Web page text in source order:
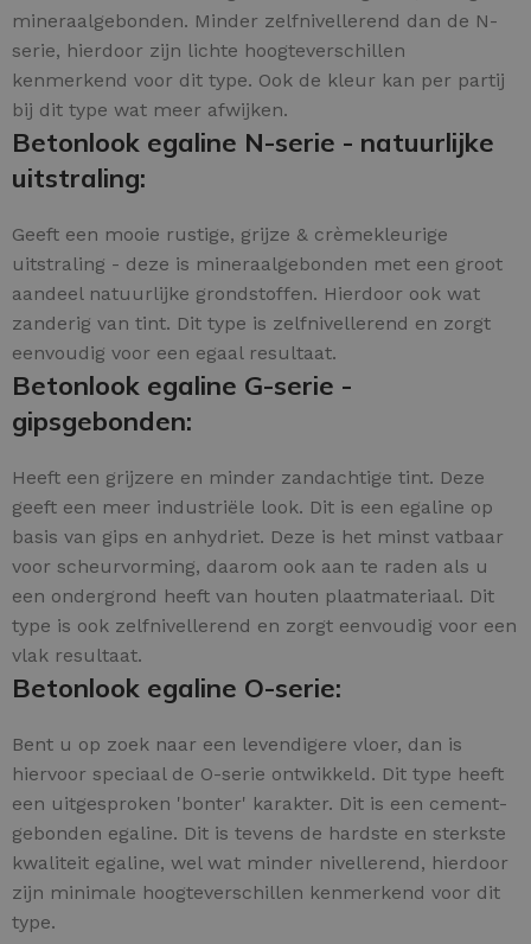
mineraalgebonden. Minder zelfnivellerend dan de N-
serie, hierdoor zijn lichte hoogteverschillen
kenmerkend voor dit type. Ook de kleur kan per partij
bij dit type wat meer afwijken.
Betonlook egaline N-serie - natuurlijke
uitstraling:
Geeft een mooie rustige, grijze & crèmekleurige
uitstraling - deze is mineraalgebonden met een groot
aandeel natuurlijke grondstoffen. Hierdoor ook wat
zanderig van tint. Dit type is zelfnivellerend en zorgt
eenvoudig voor een egaal resultaat.
Betonlook egaline G-serie -
gipsgebonden:
Heeft een grijzere en minder zandachtige tint. Deze
geeft een meer industriële look. Dit is een egaline op
basis van gips en anhydriet. Deze is het minst vatbaar
voor scheurvorming, daarom ook aan te raden als u
een ondergrond heeft van houten plaatmateriaal. Dit
type is ook zelfnivellerend en zorgt eenvoudig voor een
vlak resultaat.
Betonlook egaline O-serie:
Bent u op zoek naar een levendigere vloer, dan is
hiervoor speciaal de O-serie ontwikkeld. Dit type heeft
een uitgesproken 'bonter' karakter. Dit is een cement-
gebonden egaline. Dit is tevens de hardste en sterkste
kwaliteit egaline, wel wat minder nivellerend, hierdoor
zijn minimale hoogteverschillen kenmerkend voor dit
type.